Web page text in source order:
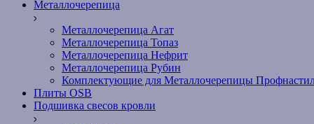
Металлочерепица
Металлочерепица Агат
Металлочерепица Топаз
Металлочерепица Нефрит
Металлочерепица Рубин
Комплектующие для Металлочерепицы
Плиты OSB
Подшивка свесов кровли